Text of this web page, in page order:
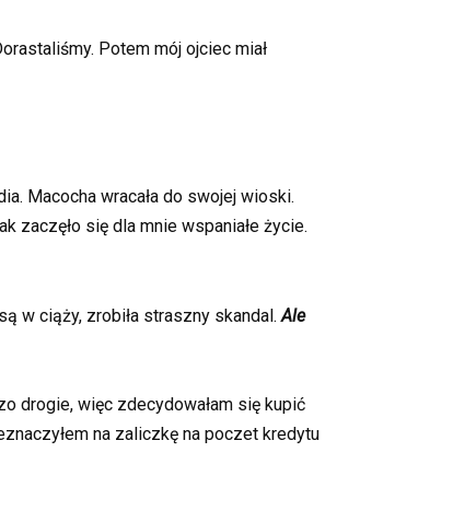
Potem mój ojciec miał
Macocha wracała do swojej wioski.
zaczęło się dla mnie wspaniałe życie.
w ciąży, zrobiła straszny skandal.Ale
drogie, więc zdecydowałam się kupić
na zaliczkę na poczet kredytu